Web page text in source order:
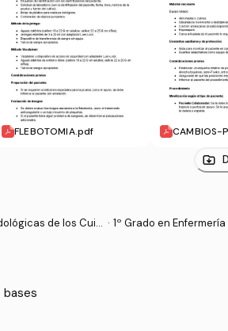
FLEBOTOMIA.pdf
CAMBIOS-
de los Cuid · 1º Grado en
bases